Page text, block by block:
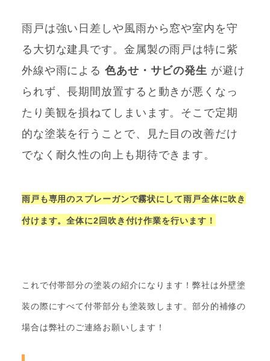
雨戸は強い日差しや風雨から窓や室内を守
る大切な建具です。金属製の雨戸は特に紫
外線や雨による 色あせ・サビの発生 が避け
られず、長期間放置すると動きが悪くなっ
たり美観を損ねてしまいます。そこで定期
的な塗装を行うことで、見た目の改善だけ
でなく耐久性の向上も期待できます。
雨戸も専用のスプレーガンで霧状にして雨戸全体に吹き
付けます。全体に2回吹き付け作業を行います！
これで付帯部分の塗装の紹介になります！弊社は外壁塗
装の際にすべて付帯部分も塗装致します。部分的補修の
場合は弊社のご連絡お願いします！